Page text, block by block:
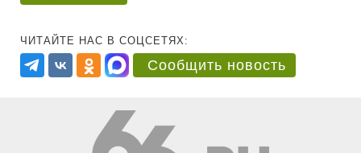
ЧИТАЙТЕ НАС В СОЦСЕТЯХ:
Сообщить новость